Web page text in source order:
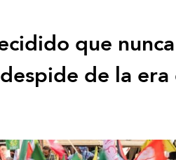
que
de la